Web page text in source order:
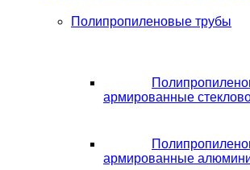
Полипропиленовые трубы
армированные
армированные